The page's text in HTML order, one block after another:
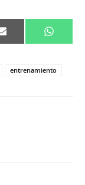
Compartir
en
Email
en
entrenamiento